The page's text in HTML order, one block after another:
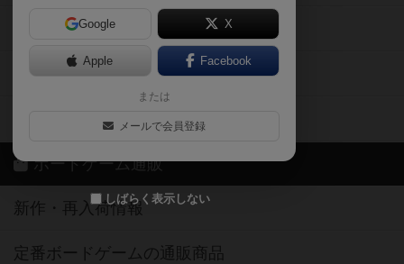
Google X
Apple Facebook
または
メールで会員登録
しばらく表示しない
ボドとも・会員一覧
ボードゲーム業界コラム
ボドゲーマご利用案内
ボードゲーム通販
新作・再入荷情報
定番ボードゲームの通販商品